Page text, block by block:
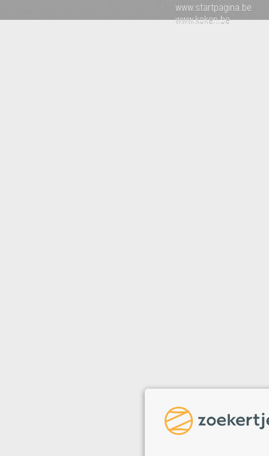
www.startpagina.be
www.koken.be